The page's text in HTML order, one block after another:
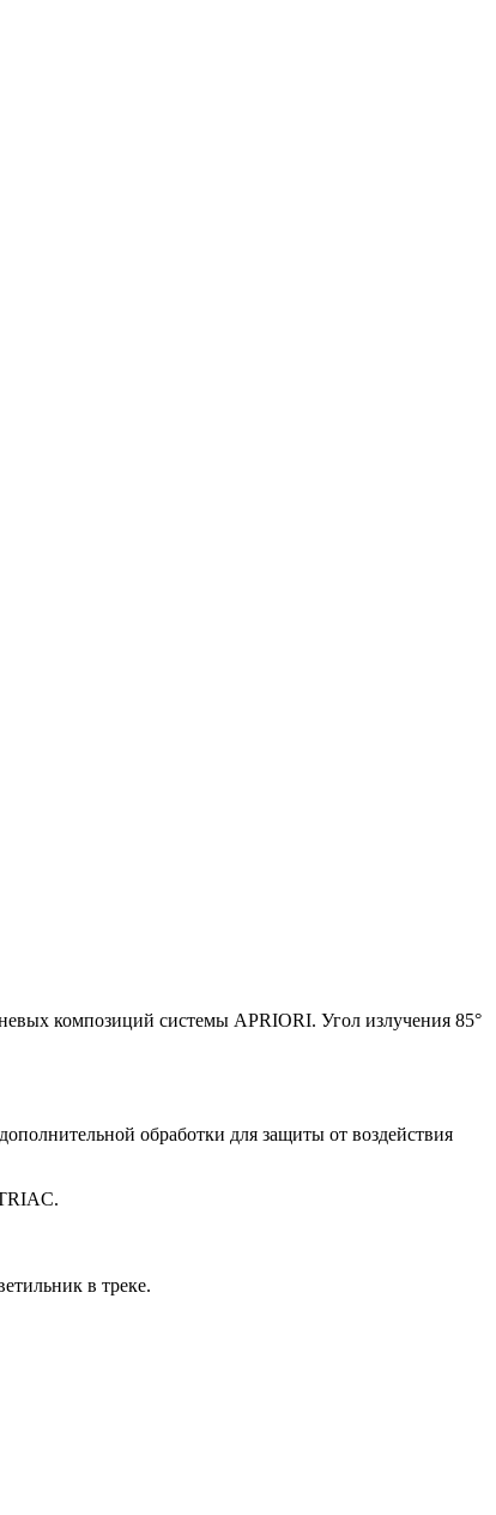
композиций системы APRIORI. Угол излучения 85°
обработки для защиты от воздействия
в треке.